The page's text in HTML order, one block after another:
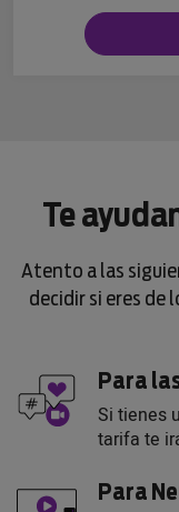
Te
Atento a las
decidir si eres de
Para
Si tienes
tarifa te
Para